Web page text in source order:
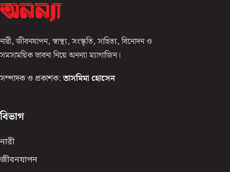
নারী, জীবনযাপন, স্বাস্থ্য, সংস্কৃতি, সাহিত্য, বিনোদন ও
সমসাময়িক ভাবনা নিয়ে অনন্যা ম্যাগাজিন।
সম্পাদক ও প্রকাশক: তাসমিমা হোসেন
বিভাগ
নারী
জীবনযাপন